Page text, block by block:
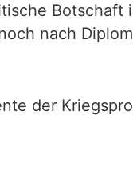
Botschaft
nach
der